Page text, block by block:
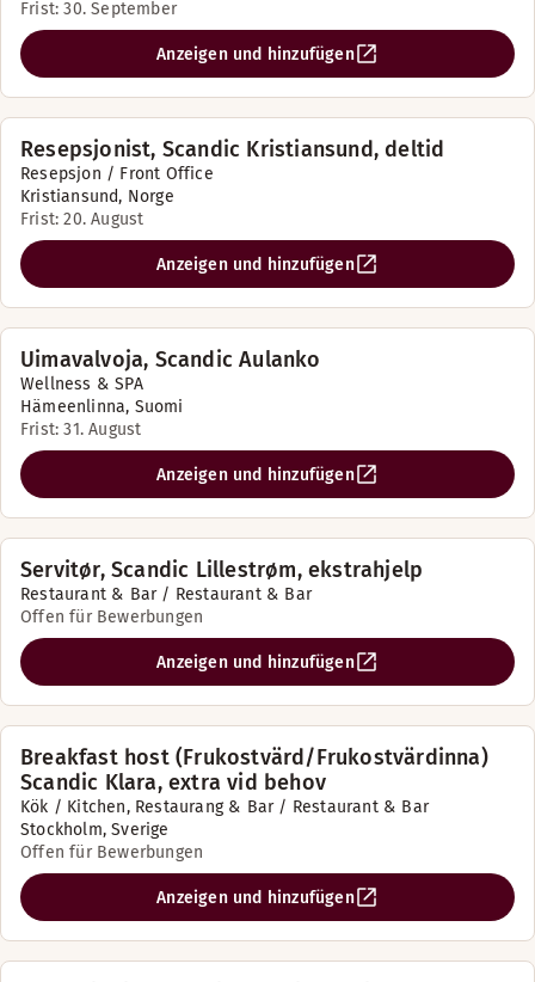
Frist: 30. September
Anzeigen und hinzufügen
Resepsjonist, Scandic Kristiansund, deltid
Resepsjon / Front Office
Kristiansund, Norge
Frist: 20. August
Anzeigen und hinzufügen
Uimavalvoja, Scandic Aulanko
Wellness & SPA
Hämeenlinna, Suomi
Frist: 31. August
Anzeigen und hinzufügen
Servitør, Scandic Lillestrøm, ekstrahjelp
Restaurant & Bar / Restaurant & Bar
Offen für Bewerbungen
Anzeigen und hinzufügen
Breakfast host (Frukostvärd/Frukostvärdinna)
Scandic Klara, extra vid behov
Kök / Kitchen, Restaurang & Bar / Restaurant & Bar
Stockholm, Sverige
Offen für Bewerbungen
Anzeigen und hinzufügen